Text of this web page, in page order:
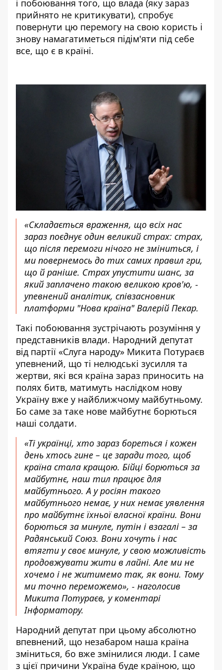
і побоювання того, що влада (яку зараз
прийнято не критикувати), спробує
повернути цю перемогу на свою користь і
знову намагатиметься підім'яти під себе
все, що є в країні.
«Складається враження, що всіх нас
зараз поєднує один великий страх: страх,
що після перемоги нічого не зміниться, і
ми повернемось до тих самих правил гри,
що й раніше. Страх упустити шанс, за
який заплачено такою великою кров'ю, -
упевнений аналітик, співзасновник
платформи "Нова країна" Валерій Пекар.
Такі побоювання зустрічають розуміння у
представників влади. Народний депутат
від партії «Слуга народу» Микита Потураєв
упевнений, що ті нелюдські зусилля та
жертви, які вся країна зараз приносить на
полях битв, матимуть наслідком нову
Україну вже у найближчому майбутньому.
Бо саме за таке нове майбутнє борються
наші солдати.
«Ті українці, хто зараз бореться і кожен
день хтось гине – це заради того, щоб
країна стала кращою. Бійці борються за
майбутнє, наш тил працює для
майбутнього. А у росіян такого
майбутнього немає, у них немає уявлення
про майбутнє їхньої власної країни. Вони
борються за минуле, путін і взагалі – за
Радянський Союз. Вони хочуть і нас
втягти у своє минуле, у свою можливість
продовжувати жити в лайні. Але ми не
хочемо і не житимемо так, як вони. Тому
ми точно переможемо», - наголосив
Микита Потураєв, у коментарі
Інформатору.
Народний депутат при цьому абсолютно
впевнений, що незабаром наша країна
зміниться, бо вже змінилися люди. І саме
з цієї причини Україна буде країною, що